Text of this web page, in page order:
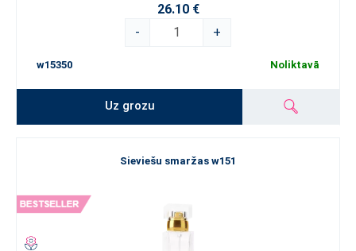
26.10 €
-
+
w15350 Noliktavā
Uz grozu
Sieviešu smaržas w151